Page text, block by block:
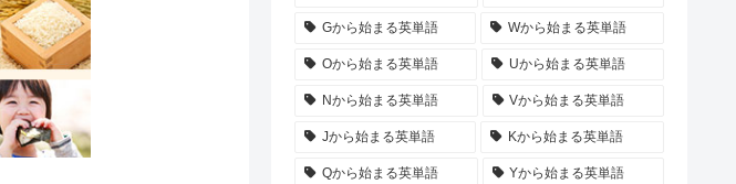
Gから始まる英単語 Wから始まる英単語
Oから始まる英単語 Uから始まる英単語
Nから始まる英単語 Vから始まる英単語
Jから始まる英単語 Kから始まる英単語
Qから始まる英単語 Yから始まる英単語